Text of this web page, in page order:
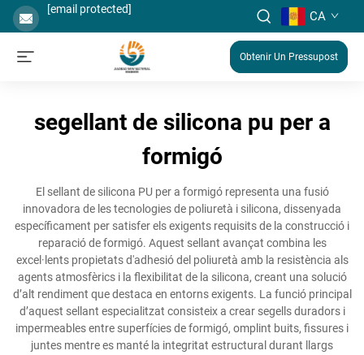
[email protected] CA
Obtenir Un Pressupost
segellant de silicona pu per a
formigó
El sellant de silicona PU per a formigó representa una fusió
innovadora de les tecnologies de poliuretà i silicona, dissenyada
específicament per satisfer els exigents requisits de la construcció i
reparació de formigó. Aquest sellant avançat combina les
excel·lents propietats d'adhesió del poliuretà amb la resistència als
agents atmosfèrics i la flexibilitat de la silicona, creant una solució
d’alt rendiment que destaca en entorns exigents. La funció principal
d’aquest sellant especialitzat consisteix a crear segells duradors i
impermeables entre superfícies de formigó, omplint buits, fissures i
juntes mentre es manté la integritat estructural durant llargs